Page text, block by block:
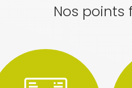
Nos points